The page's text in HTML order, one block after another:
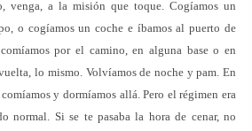
venga, a la misión que toque. Cogíamos un
o cogíamos un coche e íbamos al puerto de
por el camino, en alguna base o en
lo mismo. Volvíamos de noche y pam. En
y dormíamos allá. Pero el régimen era
normal. Si se te pasaba la hora de cenar, no